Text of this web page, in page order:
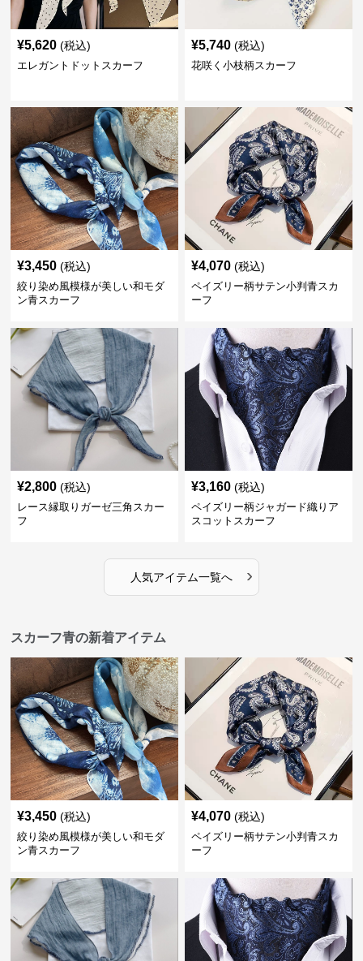
¥5,620 (税込)
エレガントドットスカーフ
¥5,740 (税込)
花咲く小枝柄スカーフ
¥3,450 (税込)
絞り染め風模様が美しい和モダ
ン青スカーフ
¥4,070 (税込)
ペイズリー柄サテン小判青スカ
ーフ
¥2,800 (税込)
レース縁取りガーゼ三角スカー
フ
¥3,160 (税込)
ペイズリー柄ジャガード織りア
スコットスカーフ
人気アイテム一覧へ ›
スカーフ青の新着アイテム
¥3,450 (税込)
絞り染め風模様が美しい和モダ
ン青スカーフ
¥4,070 (税込)
ペイズリー柄サテン小判青スカ
ーフ